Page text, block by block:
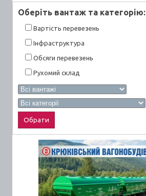
Оберiть вантаж та категорiю:
Вартiсть перевезень
Інфраструктура
Обсяги перевезень
Рухомий склад